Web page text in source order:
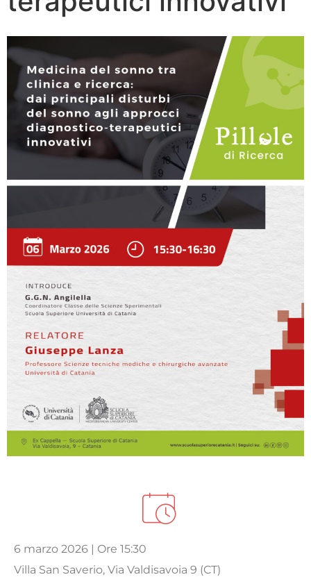
6 marzo 2026 | Ore 15:30
Villa San Saverio, Via Valdisavoia 9 (CT)